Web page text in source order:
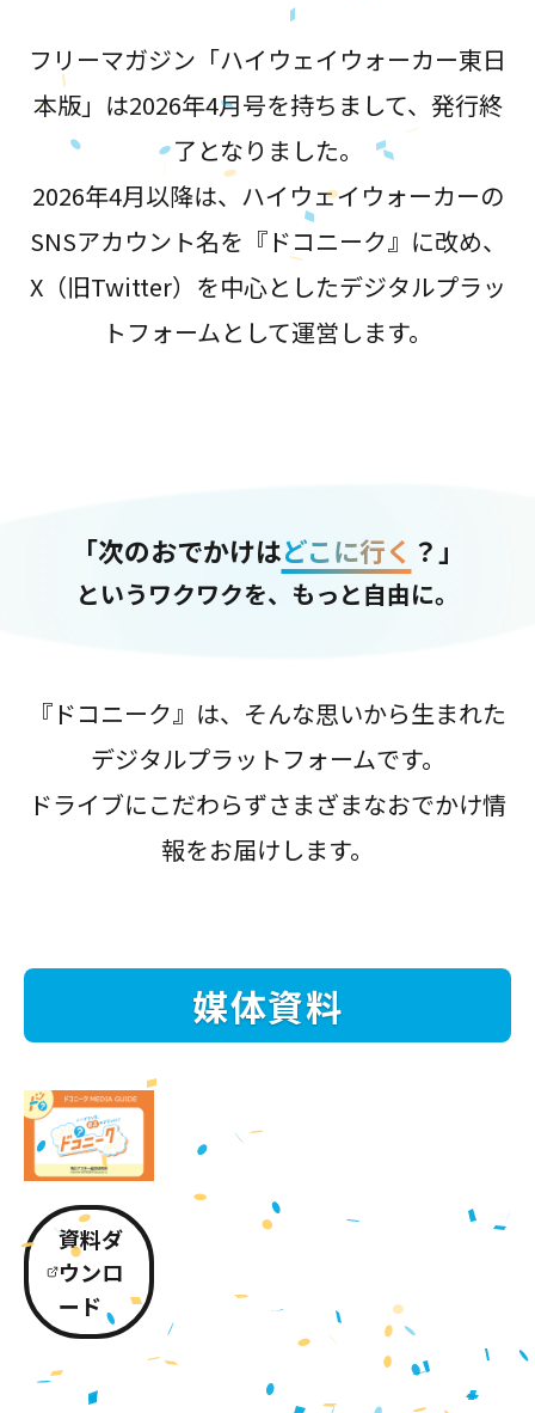
フリーマガジン「ハイウェイウォーカー東日
本版」は2026年4月号を持ちまして、発行終
了となりました。
2026年4月以降は、ハイウェイウォーカーの
SNSアカウント名を『ドコニーク』に改め、
X（旧Twitter）を中心としたデジタルプラッ
トフォームとして運営します。
「次のおでかけはどこに行く ？」
というワクワクを、もっと自由に。
『ドコニーク』は、そんな思いから生まれた
デジタルプラットフォームです。
ドライブにこだわらずさまざまなおでかけ情
報をお届けします。
媒体資料
資料ダ
ウンロ
ード